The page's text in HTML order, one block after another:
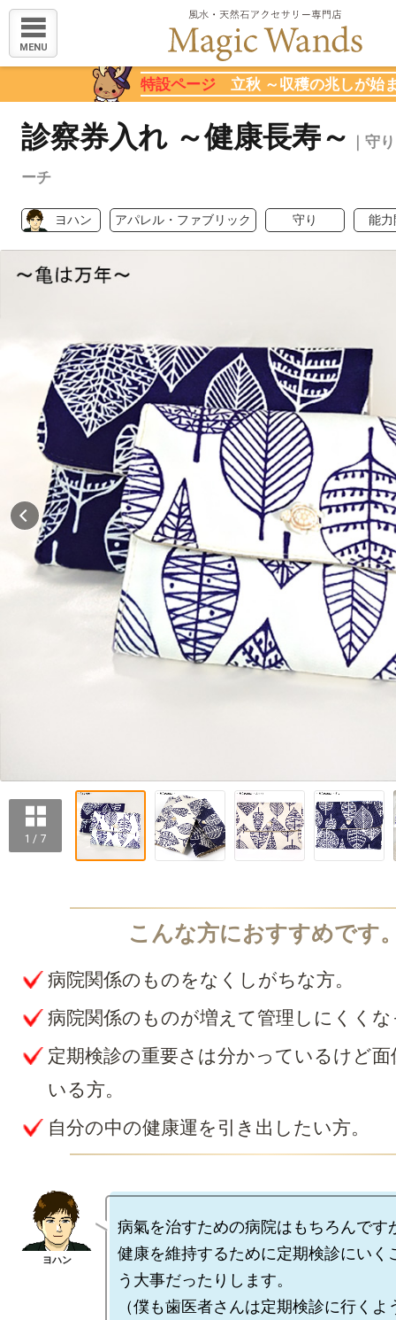
MENU
特設ページ立秋 ～収穫の兆しが始
診察券入れ ～健康長寿～ ｜守
ーチ
ヨハン アパレル・ファブリック 守り 能力
1 / 7
病院関係のものをなくしがちな方。
病院関係のものが増えて管理しにくく
定期検診の重要さは分かっているけど
いる方。
自分の中の健康運を引き出したい方。
病氣を治すための病院はもちろんです
健康を維持するために定期検診にいく
う大事だったりします。
（僕も歯医者さんは定期検診に行くよ